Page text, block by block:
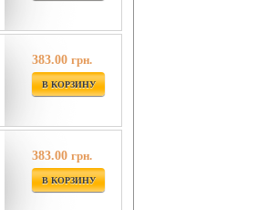
383.00 грн.
В КОРЗИНУ
383.00 грн.
В КОРЗИНУ